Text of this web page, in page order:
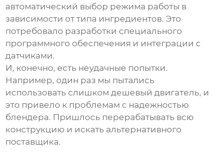
автоматический выбор режима работы в
зависимости от типа ингредиентов. Это
потребовало разработки специального
программного обеспечения и интеграции с
датчиками.
И, конечно, есть неудачные попытки.
Например, один раз мы пытались
использовать слишком дешевый двигатель, и
это привело к проблемам с надежностью
блендера. Пришлось перерабатывать всю
конструкцию и искать альтернативного
поставщика.